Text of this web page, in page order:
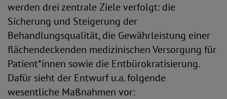
werden drei zentrale Ziele verfolgt: die
Sicherung und Steigerung der
Behandlungsqualität, die Gewährleistung einer
flächendeckenden medizinischen Versorgung für
Patient*innen sowie die Entbürokratisierung.
Dafür sieht der Entwurf u.a. folgende
wesentliche Maßnahmen vor: